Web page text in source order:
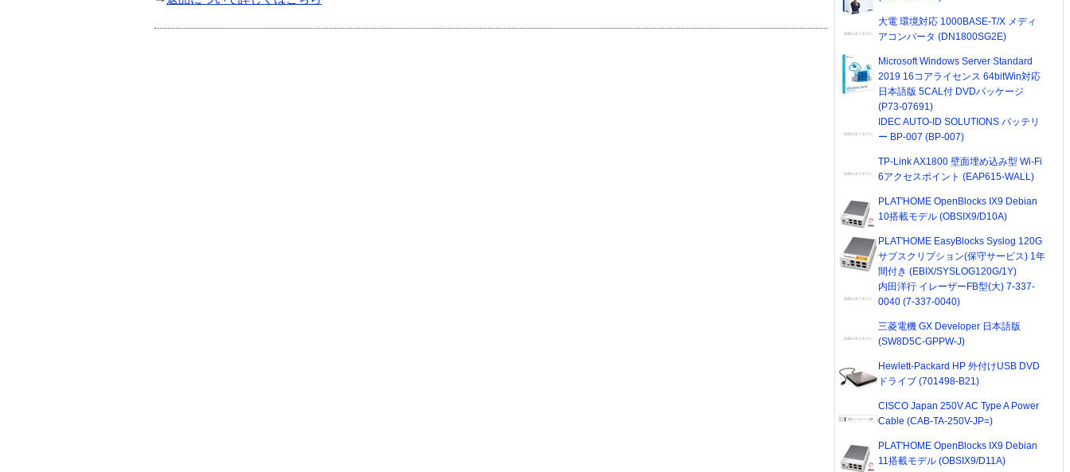
大電 環境対応 1000BASE-T/X メディ
アコンバータ (DN1800SG2E)
Microsoft Windows Server Standard
2019 16コアライセンス 64bitWin対応
日本語版 5CAL付 DVDパッケージ
(P73-07691)
IDEC AUTO-ID SOLUTIONS バッテリ
ー BP-007 (BP-007)
TP-Link AX1800 壁面埋め込み型 Wi-Fi
6アクセスポイント (EAP615-WALL)
PLAT'HOME OpenBlocks IX9 Debian
10搭載モデル (OBSIX9/D10A)
PLAT'HOME EasyBlocks Syslog 120G
サブスクリプション(保守サービス) 1年
間付き (EBIX/SYSLOG120G/1Y)
内田洋行 イレーザーFB型(大) 7-337-
0040 (7-337-0040)
三菱電機 GX Developer 日本語版
(SW8D5C-GPPW-J)
Hewlett-Packard HP 外付けUSB DVD
ドライブ (701498-B21)
CISCO Japan 250V AC Type A Power
Cable (CAB-TA-250V-JP=)
PLAT'HOME OpenBlocks IX9 Debian
11搭載モデル (OBSIX9/D11A)